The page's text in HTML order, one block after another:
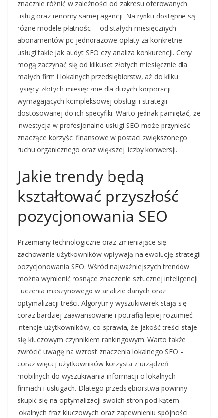
znacznie różnić w zależności od zakresu oferowanych
usług oraz renomy samej agencji. Na rynku dostępne są
różne modele płatności – od stałych miesięcznych
abonamentów po jednorazowe opłaty za konkretne
usługi takie jak audyt SEO czy analiza konkurencji. Ceny
mogą zaczynać się od kilkuset złotych miesięcznie dla
małych firm i lokalnych przedsiębiorstw, aż do kilku
tysięcy złotych miesięcznie dla dużych korporacji
wymagających kompleksowej obsługi i strategii
dostosowanej do ich specyfiki. Warto jednak pamiętać, że
inwestycja w profesjonalne usługi SEO może przynieść
znaczące korzyści finansowe w postaci zwiększonego
ruchu organicznego oraz większej liczby konwersji.
Jakie trendy będą
kształtować przyszłość
pozycjonowania SEO
Przemiany technologiczne oraz zmieniające się
zachowania użytkowników wpływają na ewolucję strategii
pozycjonowania SEO. Wśród najważniejszych trendów
można wymienić rosnące znaczenie sztucznej inteligencji
i uczenia maszynowego w analizie danych oraz
optymalizacji treści. Algorytmy wyszukiwarek stają się
coraz bardziej zaawansowane i potrafią lepiej rozumieć
intencje użytkowników, co sprawia, że jakość treści staje
się kluczowym czynnikiem rankingowym. Warto także
zwrócić uwagę na wzrost znaczenia lokalnego SEO –
coraz więcej użytkowników korzysta z urządzeń
mobilnych do wyszukiwania informacji o lokalnych
firmach i usługach. Dlatego przedsiębiorstwa powinny
skupić się na optymalizacji swoich stron pod kątem
lokalnych fraz kluczowych oraz zapewnieniu spójności